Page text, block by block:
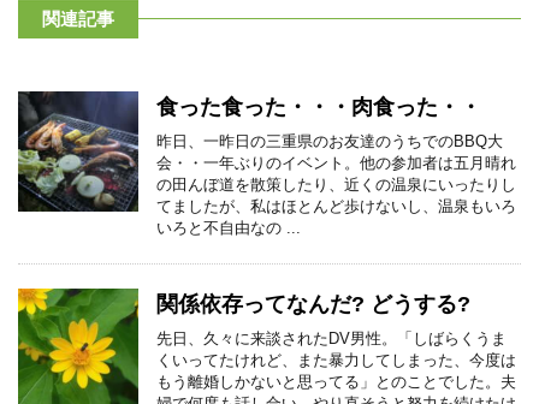
関連記事
食った食った・・・肉食った・・
昨日、一昨日の三重県のお友達のうちでのBBQ大
会・・一年ぶりのイベント。他の参加者は五月晴れ
の田んぼ道を散策したり、近くの温泉にいったりし
てましたが、私はほとんど歩けないし、温泉もいろ
いろと不自由なの ...
関係依存ってなんだ? どうする?
先日、久々に来談されたDV男性。「しばらくうま
くいってたけれど、また暴力してしまった、今度は
もう離婚しかないと思ってる」とのことでした。夫